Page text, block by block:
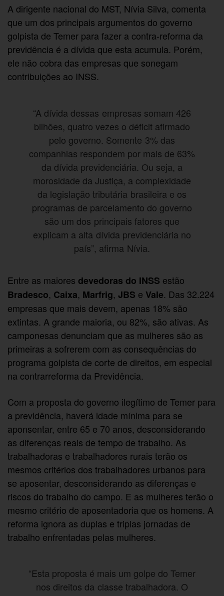
A dirigente nacional do MST, Nívia Silva, comenta
que um dos principais argumentos do governo
golpista de Temer para fazer a contra-reforma da
previdência é a dívida que esta acumula. Porém,
ele não cobra das empresas que sonegam
contribuições ao INSS.
“A dívida dessas empresas somam 426
bilhões, quatro vezes o déficit afirmado
pelo governo. Somente 3% das
companhias respondem por mais de 63%
da dívida previdenciária. Ou seja, a
morosidade da Justiça, a complexidade
da legislação tributária brasileira e os
programas de parcelamento do governo
são um dos principais fatores que
explicam a alta dívida previdenciária no
país”, afirma Nívia.
Entre as maiores devedoras do INSS estão
Bradesco, Caixa, Marfrig,JBS e Vale. Das 32.224
empresas que mais devem, apenas 18% são
extintas. A grande maioria, ou 82%, são ativas. As
camponesas denunciam que as mulheres são as
primeiras a sofrerem com as consequências do
programa golpista de corte de direitos, em especial
na contrarreforma da Previdência.
Com a proposta do governo ilegítimo de Temer para
a previdência, haverá idade mínima para se
aponsentar, entre 65 e 70 anos, desconsiderando
as diferenças reais de tempo de trabalho. As
trabalhadoras e trabalhadores rurais terão os
mesmos critérios dos trabalhadores urbanos para
se aposentar, desconsiderando as diferenças e
riscos do trabalho do campo. E as mulheres terão o
mesmo critério de aposentadoria que os homens. A
reforma ignora as duplas e triplas jornadas de
trabalho enfrentadas pelas mulheres.
“Esta proposta é mais um golpe do Temer
nos direitos da classe trabalhadora. O